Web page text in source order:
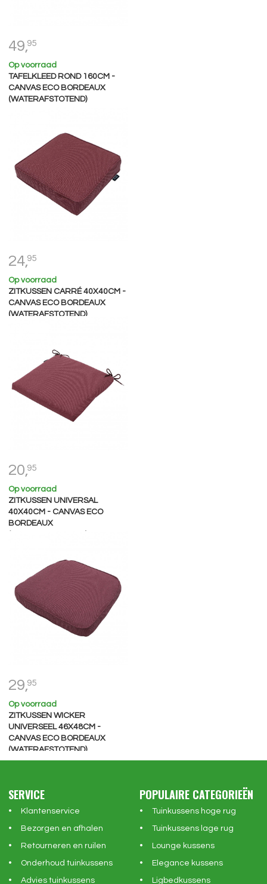
49,95
Op voorraad
TAFELKLEED ROND 160CM -
CANVAS ECO BORDEAUX
(WATERAFSTOTEND)
24,95
Op voorraad
ZITKUSSEN CARRÉ 40X40CM -
CANVAS ECO BORDEAUX
(WATERAFSTOTEND)
20,95
Op voorraad
ZITKUSSEN UNIVERSAL
40X40CM - CANVAS ECO
BORDEAUX
29,95
Op voorraad
ZITKUSSEN WICKER
UNIVERSEEL 46X48CM -
CANVAS ECO BORDEAUX
(WATERAFSTOTEND)
SERVICE
Klantenservice
Bezorgen en afhalen
Retourneren en ruilen
Onderhoud tuinkussens
Advies tuinkussens
POPULAIRE CATEGORIEËN
Tuinkussens hoge rug
Tuinkussens lage rug
Lounge kussens
Elegance kussens
Ligbedkussens